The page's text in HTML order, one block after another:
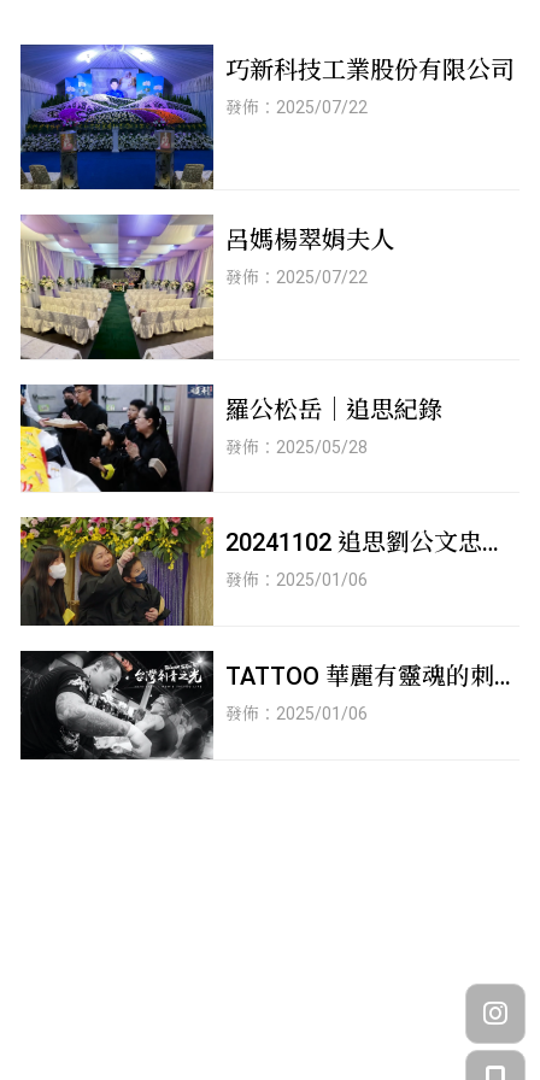
巧新科技工業股份有限公司
發佈：2025/07/22
呂媽楊翠娟夫人
發佈：2025/07/22
羅公松岳｜追思紀錄
發佈：2025/05/28
20241102 追思劉公文忠先
生_告別式精華_完成
發佈：2025/01/06
TATTOO 華麗有靈魂的刺青
人生夜行刺青校長【 吳世
發佈：2025/01/06